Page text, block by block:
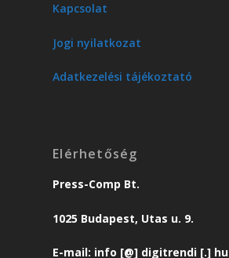
Kapcsolat
Jogi nyilatkozat
Adatkezelési tájékoztató
Elérhetőség
Press-Comp Bt.
1025 Budapest, Utas u. 9.
E-mail: info [@] digitrendi [.] hu